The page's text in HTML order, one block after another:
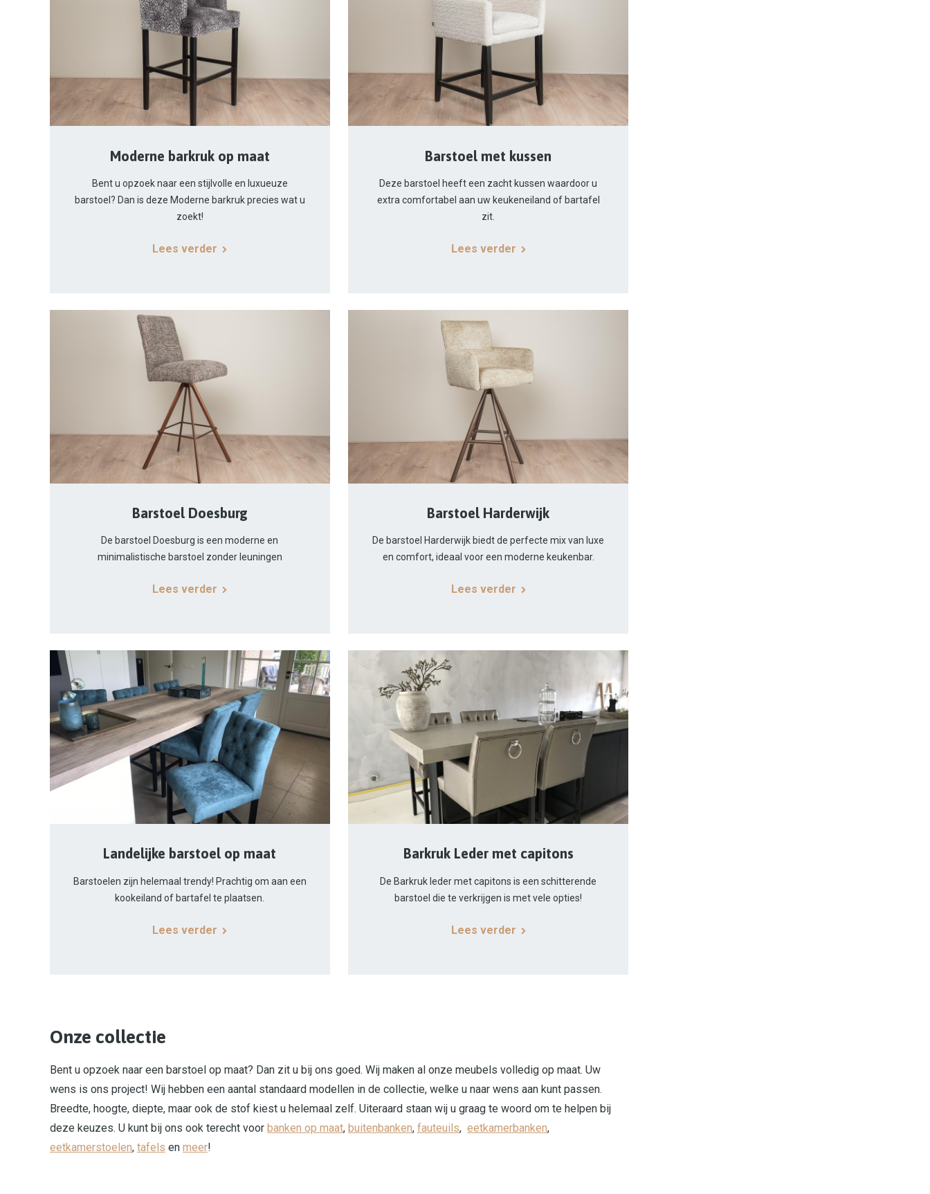
Moderne barkruk op maat
Bent u opzoek naar een stijlvolle en luxueuze
barstoel? Dan is deze Moderne barkruk precies wat u
zoekt!
Lees verder
Barstoel met kussen
Deze barstoel heeft een zacht kussen waardoor u
extra comfortabel aan uw keukeneiland of bartafel
zit.
Lees verder
Barstoel Doesburg
De barstoel Doesburg is een moderne en
minimalistische barstoel zonder leuningen
Lees verder
Barstoel Harderwijk
De barstoel Harderwijk biedt de perfecte mix van luxe
en comfort, ideaal voor een moderne keukenbar.
Lees verder
Landelijke barstoel op maat
Barstoelen zijn helemaal trendy! Prachtig om aan een
kookeiland of bartafel te plaatsen.
Lees verder
Barkruk Leder met capitons
De Barkruk leder met capitons is een schitterende
barstoel die te verkrijgen is met vele opties!
Lees verder
Onze collectie
Bent u opzoek naar een barstoel op maat? Dan zit u bij ons goed. Wij maken al onze meubels volledig op maat. Uw
wens is ons project! Wij hebben een aantal standaard modellen in de collectie, welke u naar wens aan kunt passen.
Breedte, hoogte, diepte, maar ook de stof kiest u helemaal zelf. Uiteraard staan wij u graag te woord om te helpen bij
deze keuzes. U kunt bij ons ook terecht voor banken op maat, buitenbanken, fauteuils, eetkamerbanken,
eetkamerstoelen, tafels en meer!